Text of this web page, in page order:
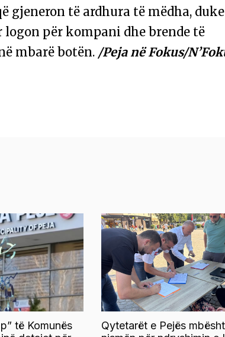
gjeneron të ardhura të mëdha, duke
logon për kompani dhe brende të
mbarë botën. /Peja në Fokus/
të Komunës
Qytetarët e Pejës